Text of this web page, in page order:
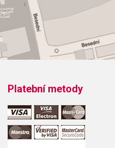
Platební metody